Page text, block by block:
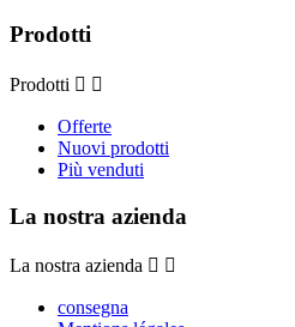
Prodotti
Prodotti  
Offerte
Nuovi prodotti
Più venduti
La nostra azienda
La nostra azienda  
consegna